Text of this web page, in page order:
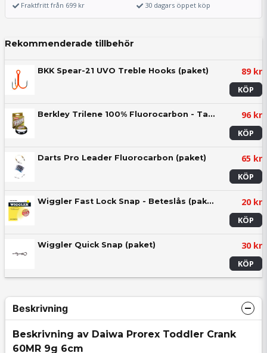
Fraktfritt från 699 kr
30 dagars öppet köp
Rekommenderade tillbehör
BKK Spear-21 UVO Treble Hooks (paket) 89 kr
KÖP
Berkley Trilene 100% Fluorocarbon - Tafsmaterial 50m 96 kr
KÖP
Darts Pro Leader Fluorocarbon (paket) 65 kr
KÖP
Wiggler Fast Lock Snap - Beteslås (paket) 20 kr
KÖP
Wiggler Quick Snap (paket) 30 kr
KÖP
Beskrivning
Beskrivning av Daiwa Prorex Toddler Crank
60MR 9g 6cm